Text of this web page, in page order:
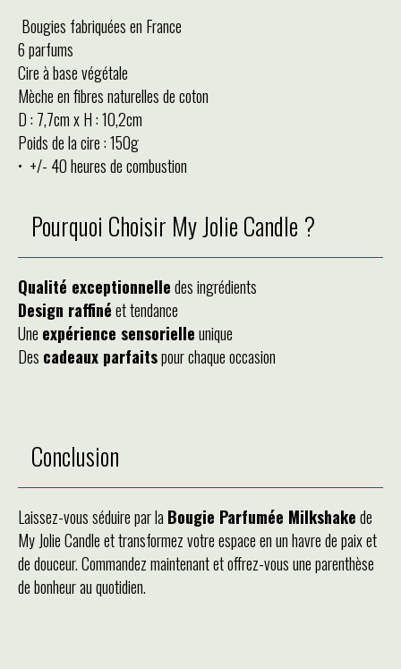
Bougies fabriquées en France
6 parfums
Cire à base végétale
Mèche en fibres naturelles de coton
D : 7,7cm x H : 10,2cm
Poids de la cire : 150g
• +/- 40 heures de combustion
Pourquoi Choisir My Jolie Candle ?
Qualité exceptionnelledes ingrédients
Design raffinéet tendance
Une expérience sensorielleunique
Des cadeaux parfaitspour chaque occasion
Conclusion
Laissez-vous séduire par la Bougie Parfumée Milkshakede
My Jolie Candle et transformez votre espace en un havre de paix et
de douceur. Commandez maintenant et offrez-vous une parenthèse
de bonheur au quotidien.